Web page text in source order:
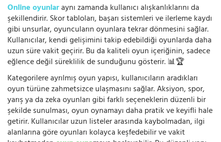
Online oyunlaraynı zamanda kullanıcı alışkanlıklarını da
şekillendirir. Skor tabloları, başarı sistemleri ve ilerleme kaydı
gibi unsurlar, oyuncuların oyunlara tekrar dönmesini sağlar.
Kullanıcılar, kendi gelişimini takip edebildiği oyunlarda daha
uzun süre vakit geçirir. Bu da kaliteli oyun içeriğinin, sadece
eğlence değil süreklilik de sunduğunu gösterir. 📊🏆
Kategorilere ayrılmış oyun yapısı, kullanıcıların aradıkları
oyun türüne zahmetsizce ulaşmasını sağlar. Aksiyon, spor,
yarış ya da zeka oyunları gibi farklı seçeneklerin düzenli bir
şekilde sunulması, oyun oynamayı daha pratik ve keyifli hale
getirir. Kullanıcılar uzun listeler arasında kaybolmadan, ilgi
alanlarına göre oyunları kolayca keşfedebilir ve vakit